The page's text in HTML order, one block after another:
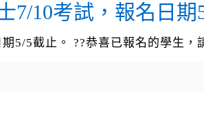
7/10考試，報名日期
5/5截止。 ??恭喜已報名的學生，